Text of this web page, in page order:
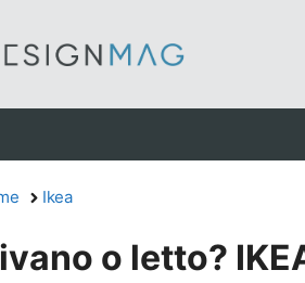
Ikea
o letto?